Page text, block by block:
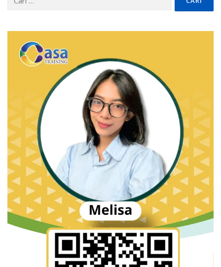
untuk: